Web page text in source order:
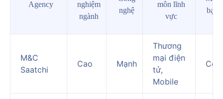
Agency
nghiệm
ngành
nghệ
môn lĩnh
vực
bạch
M&C
Saatchi
Cao Mạnh
Thương
mại điện
tử,
Mobile
Có